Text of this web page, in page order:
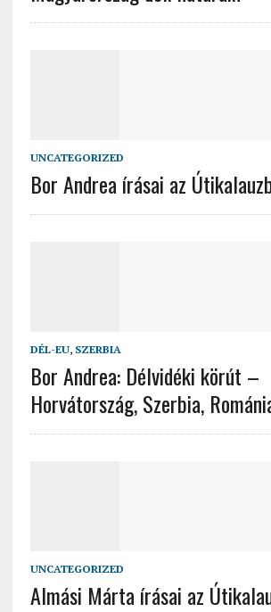
UNCATEGORIZED
Bor Andrea írásai az
DÉL-EU, SZERBIA
Bor Andrea: Délvidéki körút –
Horvátország, Szerbia,
UNCATEGORIZED
Almási Márta írásai az